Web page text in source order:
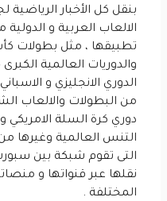
بنقل كل الأخبار الرياضية
الالعاب العربية و الدولية
تطبيقها ، مثل بطولات
والدوريات العالمية
الدوري الانجليزي و
من البطولات والالعاب
دوري كرة السلة الامريكي
التنس العالمية وغيرها
التى تقوم شبكة بين
نقلها عبر قنواتها و
المختلفة .